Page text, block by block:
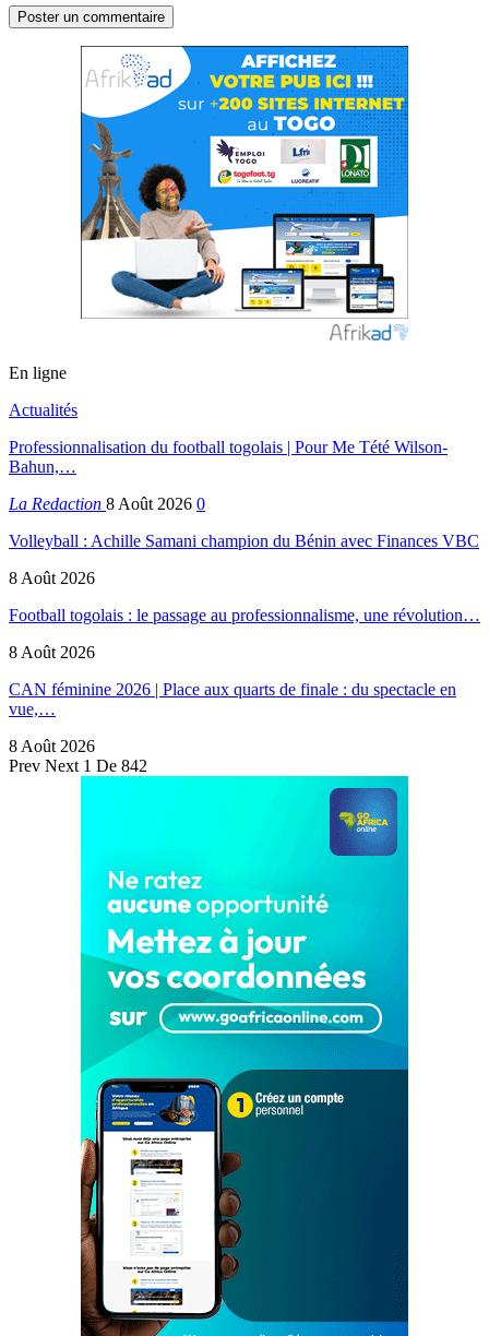
En ligne
Actualités
Professionnalisation du football togolais | Pour Me Tété Wilson-
Bahun,…
La Redaction 8 Août 2026 0
Volleyball : Achille Samani champion du Bénin avec Finances VBC
8 Août 2026
Football togolais : le passage au professionnalisme, une révolution…
8 Août 2026
CAN féminine 2026 | Place aux quarts de finale : du spectacle en
vue,…
8 Août 2026
Prev Next 1 De 842